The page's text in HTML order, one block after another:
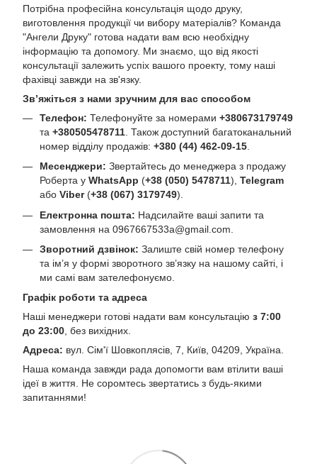
Потрібна професійна консультація щодо друку,
виготовлення продукції чи вибору матеріалів? Команда
"Ангели Друку" готова надати вам всю необхідну
інформацію та допомогу. Ми знаємо, що від якості
консультації залежить успіх вашого проекту, тому наші
фахівці завжди на зв'язку.
Зв’яжіться з нами зручним для вас способом
Телефон: Телефонуйте за номерами +380673179749
та +380505478711 . Також доступний багатоканальний
номер відділу продажів: +380 (44) 462-09-15
Месенджери: Звертайтесь до менеджера з продажу
Роберта у WhatsApp (+38 (050) 5478711), Telegram
або Viber(+38 (067) 3179749).
Електронна пошта: Надсилайте ваші запити та
замовлення на 0967667533a@gmail.com
Зворотний дзвінок: Залиште свій номер телефону
та ім’я у формі зворотного зв’язку на нашому сайті, і
ми самі вам зателефонуємо.
Графік роботи та адреса
Наші менеджери готові надати вам консультацію з 7:00
до 23:00, без вихідних.
Адреса: вул. Сім'ї Шовкоплясів, 7, Київ, 04209, Україна.
Наша команда завжди рада допомогти вам втілити ваші
ідеї в життя. Не соромтесь звертатись з будь-якими
запитаннями!